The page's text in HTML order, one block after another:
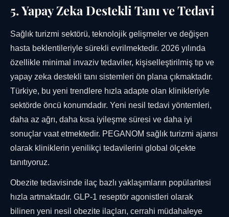
5. Yapay Zeka Destekli Tanı ve Tedavi
Sağlık turizmi sektörü, teknolojik gelişmeler ve değişen
hasta beklentileriyle sürekli evrilmektedir. 2026 yılında
özellikle minimal invaziv tedaviler, kişiselleştirilmiş tıp ve
yapay zeka destekli tanı sistemleri ön plana çıkmaktadır.
Türkiye, bu yeni trendlere hızla adapte olan klinikleriyle
sektörde öncü konumdadır. Yeni nesil tedavi yöntemleri,
daha az ağrı, daha kısa iyileşme süresi ve daha iyi
sonuçlar vaat etmektedir. PEGANOM sağlık turizmi ajansı
olarak kliniklerin yenilikçi tedavilerini global ölçekte
tanıtıyoruz.
Obezite tedavisinde ilaç bazlı yaklaşımların popülaritesi
hızla artmaktadır. GLP-1 reseptör agonistleri olarak
bilinen yeni nesil obezite ilaçları, cerrahi müdahaleye